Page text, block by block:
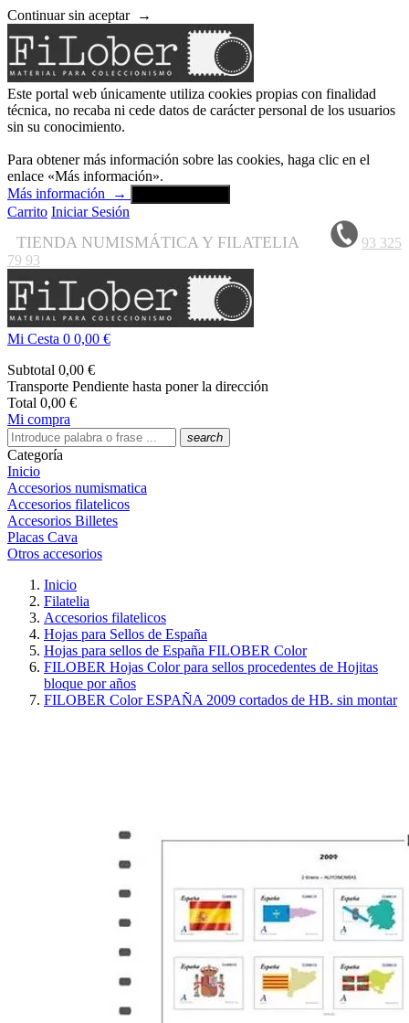
Continuar sin aceptar →
Este portal web únicamente utiliza cookies propias con finalidad
técnica, no recaba ni cede datos de carácter personal de los usuarios
sin su conocimiento.
Para obtener más información sobre las cookies, haga clic en el
enlace «Más información».
Más información
→
Carrito Iniciar Sesión
TIENDA NUMISMÁTICA Y FILATELIA
93 325
79 93
Mi Cesta 0 0,00 €
Subtotal 0,00 €
Transporte Pendiente hasta poner la dirección
Total 0,00 €
Mi compra
search
Categoría
Inicio
Accesorios numismatica
Accesorios filatelicos
Accesorios Billetes
Placas Cava
Otros accesorios
Inicio
Filatelia
Accesorios filatelicos
Hojas para Sellos de España
Hojas para sellos de España FILOBER Color
FILOBER Hojas Color para sellos procedentes de Hojitas
bloque por años
FILOBER Color ESPAÑA 2009 cortados de HB. sin montar